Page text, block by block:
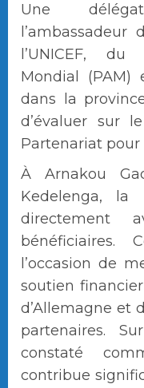
Une
l’ambassadeur
l’UNICEF,
Mondial (PAM)
dans la
d’évaluer sur
Partenariat pour
À Arnakou
Kedelenga,
directement
bénéficiaires.
l’occasion de
soutien
d’Allemagne et
partenaires.
constaté
contribue